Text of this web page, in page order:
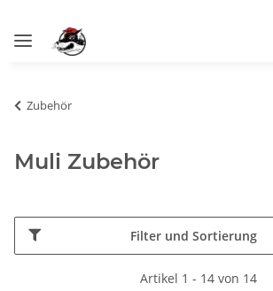
Zubehör
Muli Zubehör
Filter und Sortierung
Artikel 1 - 14 von 14